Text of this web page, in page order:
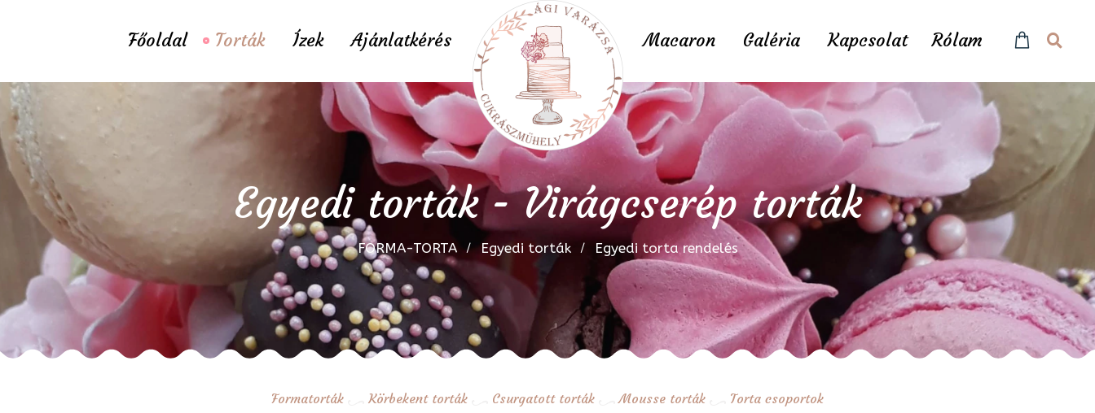
Főoldal Torták Ízek Ajánlatkérés Macaron Galéria Kapcsolat Rólam
Egyedi torták - Virágcserép torták
FORMA-TORTA Egyedi torták Egyedi torta rendelés
Formatorták Körbekent torták Csurgatott torták Mousse torták Torta csoportok